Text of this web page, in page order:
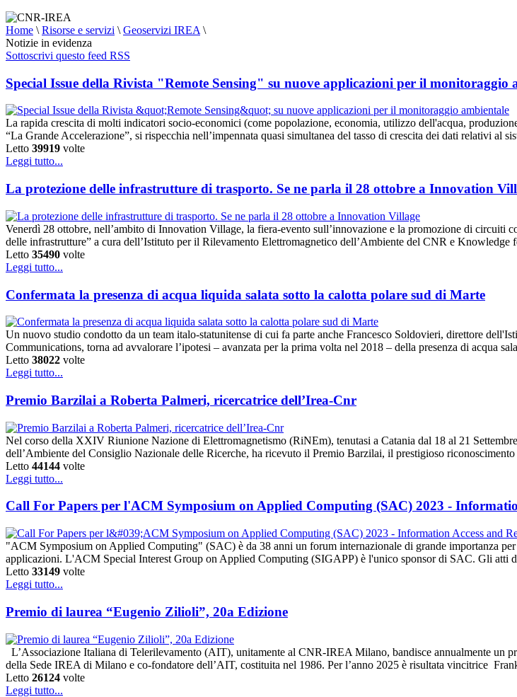
Home \ Risorse e servizi \ Geoservizi IREA \
Notizie in evidenza
Sottoscrivi questo feed RSS
Special Issue della Rivista "Remote Sensing" su nuove applicazioni per il monitoraggio
La rapida crescita di molti indicatori socio-economici (come popolazione, economia, utilizzo dell'acqua,
“La Grande Accelerazione”, si rispecchia nell’impennata quasi simultanea del tasso di crescita dei dati relativi al
Letto 39919 volte
Leggi tutto...
La protezione delle infrastrutture di trasporto. Se ne parla il 28 ottobre a Innovation
Venerdì 28 ottobre, nell’ambito di Innovation Village, la fiera-evento sull’innovazione e la promozione di
delle infrastrutture” a cura dell’Istituto per il Rilevamento Elettromagnetico dell’Ambiente del CNR e
Letto 35490 volte
Leggi tutto...
Confermata la presenza di acqua liquida salata sotto la calotta polare sud di Marte
Un nuovo studio condotto da un team italo-statunitense di cui fa parte anche Francesco Soldovieri, direttore
Communications, torna ad avvalorare l’ipotesi – avanzata per la prima volta nel 2018 – della presenza di acqua
Letto 38022 volte
Leggi tutto...
Premio Barzilai a Roberta Palmeri, ricercatrice dell’Irea-Cnr
Nel corso della XXIV Riunione Nazione di Elettromagnetismo (RiNEm), tenutasi a Catania dal 18 al 21
dell’Ambiente del Consiglio Nazionale delle Ricerche, ha ricevuto il Premio Barzilai, il prestigioso
Letto 44144 volte
Leggi tutto...
Call For Papers per l'ACM Symposium on Applied Computing (SAC) 2023 -
"ACM Symposium on Applied Computing" (SAC) è da 38 anni un forum internazionale di grande importanza
applicazioni. L'ACM Special Interest Group on Applied Computing (SIGAPP) è l'unico sponsor di SAC. Gli atti
Letto 33149 volte
Leggi tutto...
Premio di laurea “Eugenio Zilioli”, 20a Edizione
L’Associazione Italiana di Telerilevamento (AIT), unitamente al CNR-IREA Milano, bandisce annualmente un
della Sede IREA di Milano e co-fondatore dell’AIT, costituita nel 1986. Per l’anno 2025 è risultata vincitrice
Letto 26124 volte
Leggi tutto...